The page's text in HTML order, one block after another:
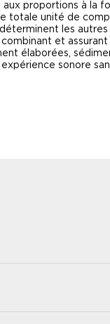
proportions à la
totale unité de
les autres
et
élaborées,
sonore